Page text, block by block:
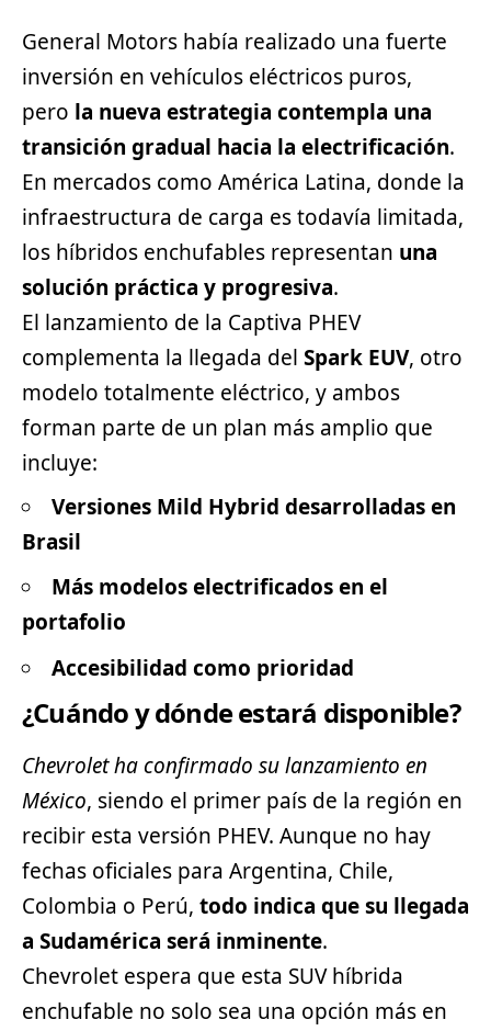
General Motors había realizado una fuerte
inversión en vehículos eléctricos puros,
pero la nueva estrategia contempla una
transición gradual hacia la electrificación.
En mercados como América Latina, donde la
infraestructura de carga es todavía limitada,
los híbridos enchufables representan una
solución práctica y progresiva.
El lanzamiento de la Captiva PHEV
complementa la llegada del Spark EUV, otro
modelo totalmente eléctrico, y ambos
forman parte de un plan más amplio que
incluye:
Versiones Mild Hybrid desarrolladas en
Brasil
Más modelos electrificados en el
portafolio
Accesibilidad como prioridad
¿Cuándo y dónde estará disponible?
Chevrolet ha confirmado su lanzamiento en
México, siendo el primer país de la región en
recibir esta versión PHEV. Aunque no hay
fechas oficiales para Argentina, Chile,
Colombia o Perú, todo indica que su llegada
a Sudamérica será inminente.
Chevrolet espera que esta SUV híbrida
enchufable no solo sea una opción más en